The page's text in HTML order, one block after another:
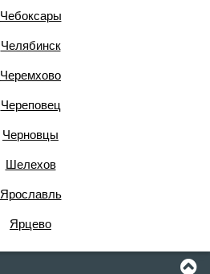
Чебоксары
Челябинск
Черемхово
Череповец
Черновцы
Шелехов
Ярославль
Ярцево